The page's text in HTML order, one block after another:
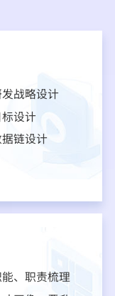
战略设计
设计
链设计
、职责梳理